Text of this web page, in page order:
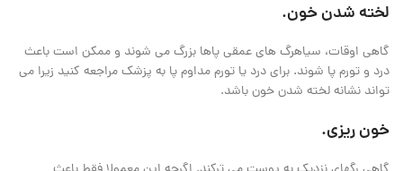
لخته شدن خون.
گاهی اوقات، سیاهرگ های عمقی پاها بزرگ می شوند و ممکن است باعث
درد و تورم پا شوند. برای درد یا تورم مداوم پا به پزشک مراجعه کنید زیرا می
تواند نشانه لخته شدن خون باشد.
خون ریزی.